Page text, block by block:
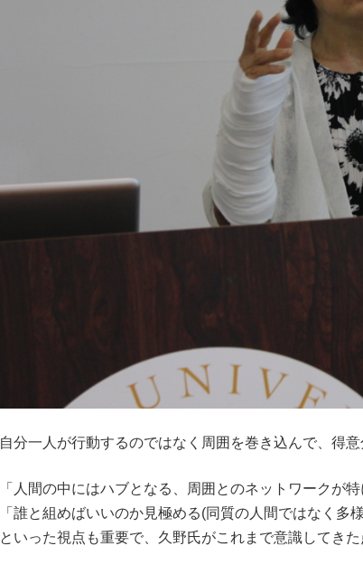
自分一人が行動するのではなく周囲を巻き込んで、得
「人間の中にはハブとなる、周囲とのネットワークが特
「誰と組めばいいのか見極める(同質の人間ではなく多
といった視点も重要で、久野氏がこれまで意識してきた